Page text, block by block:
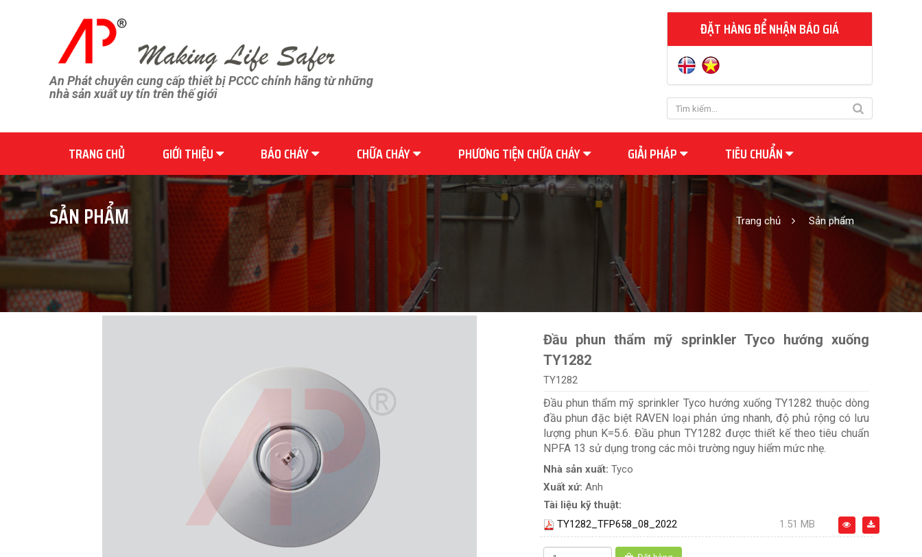
An Phát chuyên cung cấp thiết bị PCCC chính hãng từ những
nhà sản xuất uy tín trên thế giới
ĐẶT HÀNG ĐỂ NHẬN BÁO GIÁ
TRANG CHỦ GIỚI THIỆU BÁO CHÁY CHỮA CHÁY PHƯƠNG TIỆN CHỮA CHÁY GIẢI PHÁP TIÊU CHUẨN
SẢN PHẨM Trang chủ Sản phẩm
Đầu phun thẩm mỹ sprinkler Tyco hướng xuống
TY1282
TY1282
Đầu phun thẩm mỹ sprinkler Tyco hướng xuống TY1282 thuộc dòng
đầu phun đặc biệt RAVEN loại phản ứng nhanh, độ phủ rộng có lưu
lượng phun K=5.6. Đầu phun TY1282 được thiết kế theo tiêu chuẩn
NPFA 13 sử dụng trong các môi trường nguy hiểm mức nhẹ.
Nhà sản xuất: Tyco
Xuất xứ: Anh
Tài liệu kỹ thuật:
TY1282_TFP658_08_2022
1.51 MB